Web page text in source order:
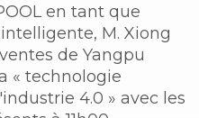
en tant que
M. Xiong
de Yangpu
« technologie
4.0 » avec les